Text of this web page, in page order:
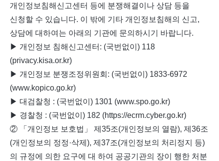
개인정보침해신고센터 등에 분쟁해결이나 상담 등을
신청할 수 있습니다. 이 밖에 기타 개인정보침해의 신고,
상담에 대하여는 아래의 기관에 문의하시기 바랍니다.
▶ 개인정보 침해신고센터: (국번없이) 118
(privacy.kisa.or.kr)
▶ 개인정보 분쟁조정위원회: (국번없이) 1833-6972
(www.kopico.go.kr)
▶ 대검찰청 : (국번없이) 1301 (www.spo.go.kr)
▶ 경찰청 : (국번없이) 182 (https://ecrm.cyber.go.kr)
② 「개인정보 보호법」 제35조(개인정보의 열람), 제36조
(개인정보의 정정·삭제), 제37조(개인정보의 처리정지 등)
의 규정에 의한 요구에 대 하여 공공기관의 장이 행한 처분